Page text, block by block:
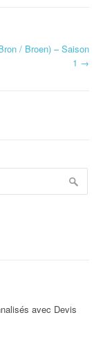
/ Broen) – Saison
1 →
avec Devis